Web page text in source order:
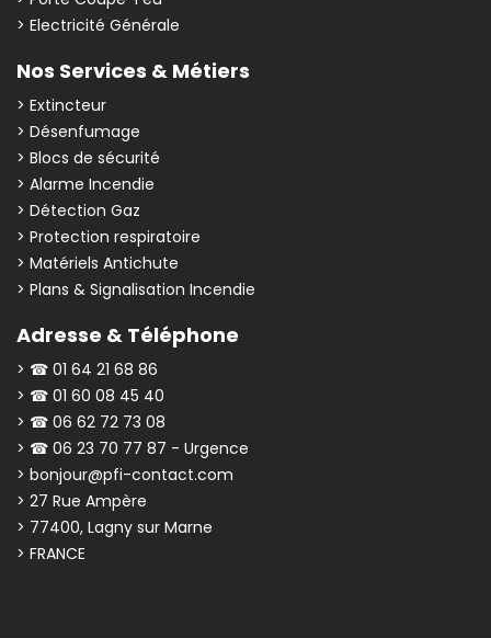
> Electricité Générale
Nos Services & Métiers
> Extincteur
> Désenfumage
> Blocs de sécurité
> Alarme Incendie
> Détection Gaz
> Protection respiratoire
> Matériels Antichute
> Plans & Signalisation Incendie
Adresse & Téléphone
> ☎ 01 64 21 68 86
> ☎ 01 60 08 45 40
> ☎ 06 62 72 73 08
> ☎ 06 23 70 77 87 - Urgence
> bonjour@pfi-contact.com
> 27 Rue Ampère
> 77400, Lagny sur Marne
> FRANCE